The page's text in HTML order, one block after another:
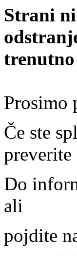
Strani
trenutno
Prosimo
Če ste
Do
ali
pojdite